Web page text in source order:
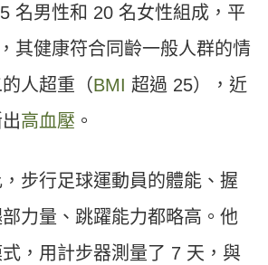
名男性和 20 名女性組成，平
其健康符合同齡一般人群的情
人超重（BMI 超過 25），近
高血壓 。
步行足球運動員的體能、握
力量、跳躍能力都略高。他
，用計步器測量了 7 天，與